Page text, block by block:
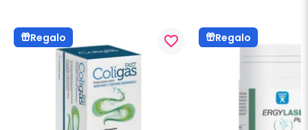
Regalo favorite_border Regalo